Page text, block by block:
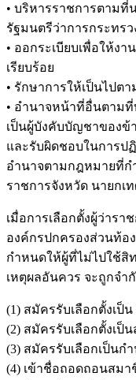
• บริหารราชการตาม
รัฐมนตรีว่าการกระทร
• ออกระเบียบเพื่อให้ง
เรียบร้อย
• รักษาการให้เป็นไป
• อำนาจหน้าที่อื่นตาม
เป็นผู้บังคับบัญชาของข้
และรับผิดชอบในการป
อำนาจตามกฎหมายที่ก
ราชการจังหวัด นายก
เมื่อการเลือกตั้งผู้ว่าร
องค์กรปกครองส่วนท้อ
กำหนดให้ผู้ที่ไม่ไปใช้สิ
เหตุผลอันควร จะถูกจำ
(1) สมัครรับเลือกตั้งเป็
(2) สมัครรับเลือกตั้งเ
(3) สมัครรับเลือกเป็น
(4) เข้าชื่อถอดถอนสม